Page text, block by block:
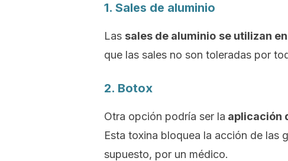
1. Sales de aluminio
Las sales de aluminio se utilizan
que las sales no son toleradas por
2. Botox
Otra opción podría ser la aplicación
Esta toxina bloquea la acción de las
supuesto, por un médico.